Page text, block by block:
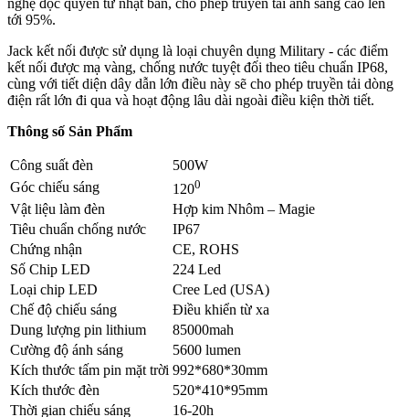
nghệ độc quyền từ nhật bản, cho phép truyền tải ánh sáng cao lên
tới 95%.
Jack kết nối được sử dụng là loại chuyên dụng Military - các điểm
kết nối được mạ vàng, chống nước tuyệt đối theo tiêu chuẩn IP68,
cùng với tiết diện dây dẫn lớn điều này sẽ cho phép truyền tải dòng
điện rất lớn đi qua và hoạt động lâu dài ngoài điều kiện thời tiết.
Thông số Sản Phẩm
Công suất đèn
500W
Góc chiếu sáng
1200
Vật liệu làm đèn
Hợp kim Nhôm – Magie
Tiêu chuẩn chống nước
IP67
Chứng nhận
CE, ROHS
Số Chip LED
224 Led
Loại chip LED
Cree Led (USA)
Chế độ chiếu sáng
Điều khiển từ xa
Dung lượng pin lithium
85000mah
Cường độ ánh sáng
5600 lumen
Kích thước tấm pin mặt trời 992*680*30mm
Kích thước đèn
520*410*95mm
Thời gian chiếu sáng
16-20h